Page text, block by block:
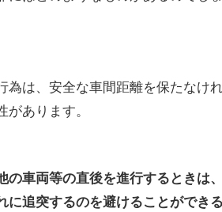
為は、安全な車間距離を保たなけ
あります。
車両等の直後を進行するときは
に追突するのを避けることができ